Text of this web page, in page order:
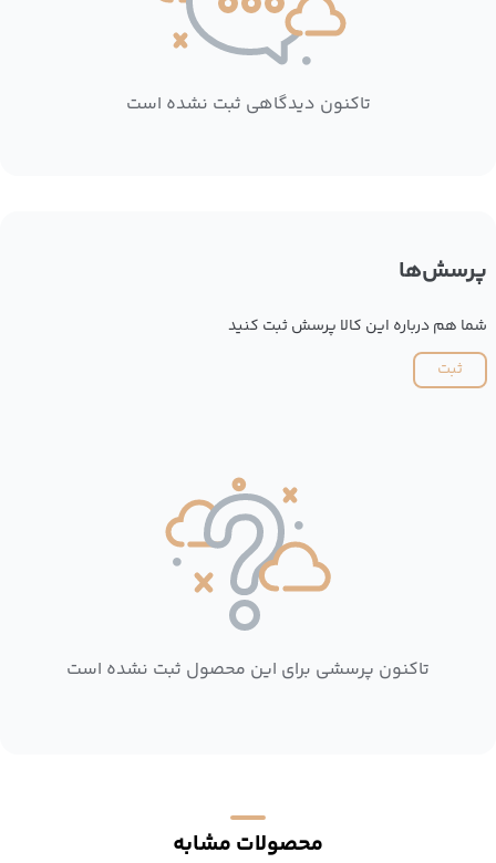
تاکنون دیدگاهی ثبت نشده است
پرسش‌ها
شما هم درباره این کالا پرسش ثبت کنید
ثبت
تاکنون پرسشی برای این محصول ثبت نشده است
محصولات مشابه